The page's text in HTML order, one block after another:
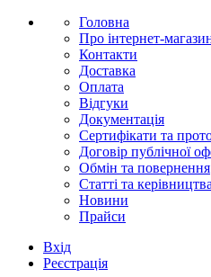
Головна
Про інтернет-
Контакти
Доставка
Оплата
Відгуки
Документація
Сертифікати та
Договір публічної
Обмін та повернення
Статті та керівництва
Новини
Прайси
Вхід
Реєстрація